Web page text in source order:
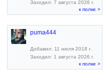
Заходил: 7 августа 2026 г.
к полке >
puma444
Добавил: 11 июля 2018 г.
Заходил: 1 августа 2026 г.
к полке >